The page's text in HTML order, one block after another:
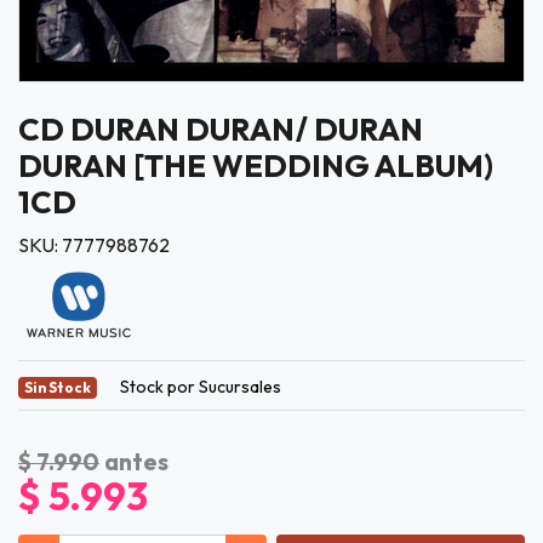
CD DURAN DURAN/ DURAN
DURAN [THE WEDDING ALBUM)
1CD
SKU: 7777988762
Sin Stock Stock por Sucursales
$ 7.990 antes
$ 5.993